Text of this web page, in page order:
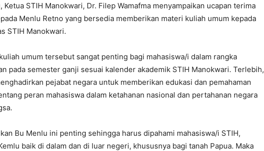
Ketua STIH Manokwari, Dr. Filep Wamafma menyampaikan ucapan terima
Menlu Retno yang bersedia memberikan materi kuliah umum kepada
STIH Manokwari.
umum tersebut sangat penting bagi mahasiswa/i dalam rangka
pada semester ganji sesuai kalender akademik STIH Manokwari. Terlebih,
pejabat negara untuk memberikan edukasi dan pemahaman
peran mahasiswa dalam ketahanan nasional dan pertahanan negara
Bu Menlu ini penting sehingga harus dipahami mahasiswa/i STIH,
baik di dalam dan di luar negeri, khususnya bagi tanah Papua. Maka